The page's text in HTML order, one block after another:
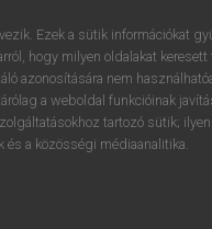
Ezek a sütik információkat
hogy milyen oldalakat keresett
azonosítására nem
a weboldal funkcióinak
tartozó sütik;
és a közösségi médiaanalitika.
z u i
j k l é
b n m , .